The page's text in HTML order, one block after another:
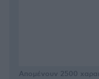
Απομένουν 2500